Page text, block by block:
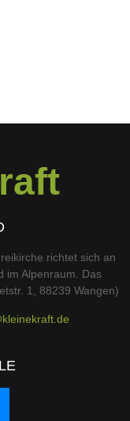
richtet sich an
im Alpenraum. Das
1, 88239 Wangen)